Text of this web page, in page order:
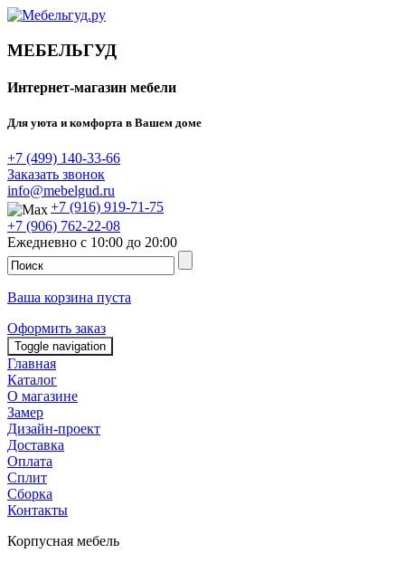
МЕБЕЛЬГУД
Интернет-магазин мебели
Для уюта и комфорта в Вашем доме
+7 (499) 140-33-66
Заказать звонок
info@mebelgud.ru
+7 (916) 919-71-75
+7 (906) 762-22-08
Ежедневно с 10:00 до 20:00
Ваша корзина пуста
Оформить заказ
Toggle navigation
Главная
Каталог
О магазине
Замер
Дизайн-проект
Доставка
Оплата
Сплит
Сборка
Контакты
Корпусная мебель